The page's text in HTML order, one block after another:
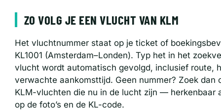
ZO VOLG JE EEN VLUCHT VAN KLM
Het vluchtnummer staat op je ticket of
KL1001 (Amsterdam–Londen). Typ het in het
vlucht wordt automatisch gevolgd, inclusief route,
verwachte aankomsttijd. Geen nummer? Zoek dan
KLM-vluchten die nu in de lucht zijn — herkenbaar
op de foto’s en de KL-code.